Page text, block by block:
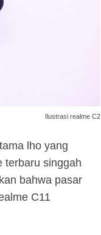
Ilustrasi realme C2
lho yang
terbaru singgah
bahwa pasar
C11